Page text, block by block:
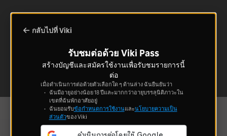
กลับไปที่ Viki
รับชมต่อด้วย Viki Pass
สร้างบัญชีและสมัครใช้งานเพื่อรับชมรายการนี้
ต่อ
เมื่อดำเนินการต่อด้วยตัวเลือกใด ๆ ด้านล่าง ฉันยืนยันว่า
ฉันมีอายุอย่างน้อย 18 ปีและมากกว่าอายุบรรลุนิติภาวะใน
เขตที่ฉันพักอาศัยอยู่
ฉันยอมรับข้อกำหนดการใช้งานและนโยบายความเป็น
ส่วนตัวของ Viki